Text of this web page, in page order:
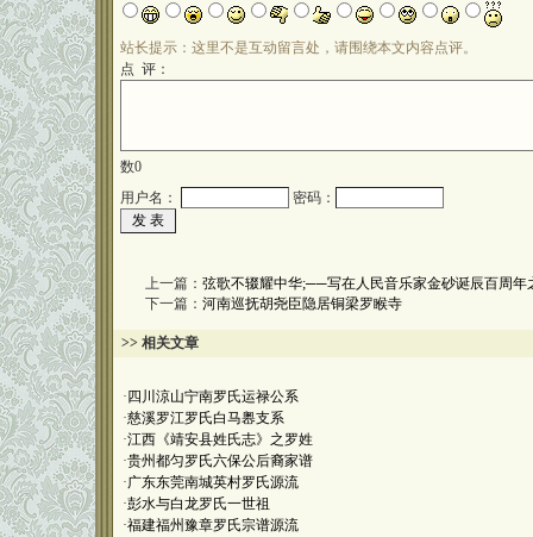
站长提示：这里不是互动留言处，请围绕本文内容点评。
点 评：
数0
用户名：
密码：
上一篇： 弦歌不辍耀中华;──写在人民音乐家金砂诞辰百周年
下一篇： 河南巡抚胡尧臣隐居铜梁罗睺寺
>> 相关文章
· 四川涼山宁南罗氏运禄公系
·慈溪罗江罗氏白马嶴支系
·江西《靖安县姓氏志》之罗姓
·贵州都匀罗氏六保公后裔家谱
·广东东莞南城英村罗氏源流
·彭水与白龙罗氏一世祖
·福建福州豫章罗氏宗谱源流